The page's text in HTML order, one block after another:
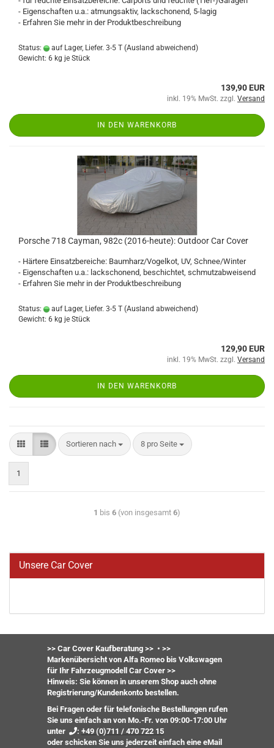
- Eigenschaften u.a.: atmungsaktiv, lackschonend, 5-lagig
- Erfahren Sie mehr in der Produktbeschreibung
Status: auf Lager, Liefer. 3-5 T (Ausland abweichend)
Gewicht: 6 kg je Stück
139,90 EUR
inkl. 19% MwSt. zzgl. Versand
IN DEN WARENKORB
Porsche 718 Cayman, 982c (2016-heute): Outdoor Car Cover
- Härtere Einsatzbereiche: Baumharz/Vogelkot, UV, Schnee/Winter
- Eigenschaften u.a.: lackschonend, beschichtet, schmutzabweisend
- Erfahren Sie mehr in der Produktbeschreibung
Status: auf Lager, Liefer. 3-5 T (Ausland abweichend)
Gewicht: 6 kg je Stück
129,90 EUR
inkl. 19% MwSt. zzgl. Versand
IN DEN WARENKORB
Sortieren nach 8 pro Seite
1
1 bis 6 (von insgesamt 6)
Unsere Car Cover
>> Car Cover Kaufberatung >> • >>
Markenübersicht von Alfa Romeo bis Volkswagen
für Ihr Fahrzeugmodell Car Cover >>
Hinweis: Sie können in unserem Shop auch ohne
Registrierung/Kundenkonto bestellen.
Bei Fragen oder für telefonische Bestellungen rufen
Sie uns einfach an von Mo.-Fr. von 09:00-17:00 Uhr
unter
: +49 (0)711 / 470 722 15
oderschicken Sie uns jederzeit einfach eine eMail